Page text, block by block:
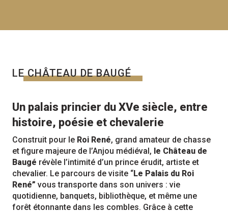
LE CHÂTEAU DE BAUGÉ
Un palais princier du XVe siècle, entre
histoire, poésie et chevalerie
Construit pour le Roi René, grand amateur de chasse
et figure majeure de l’Anjou médiéval, le Château de
Baugé révèle l’intimité d’un prince érudit, artiste et
chevalier. Le parcours de visite “Le Palais du Roi
René” vous transporte dans son univers : vie
quotidienne, banquets, bibliothèque, et même une
forêt étonnante dans les combles. Grâce à cette